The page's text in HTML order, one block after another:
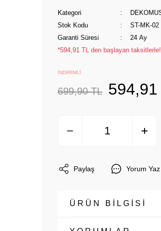
Kategori
Stok Kodu
ST-MK-02
Garanti Süresi
24 Ay
*594,91 TL den başlayan taksitlerle!
İNDİRİMLİ
699,90 TL 594,91
Paylaş Yorum Yaz
ÜRÜN BİLGİSİ